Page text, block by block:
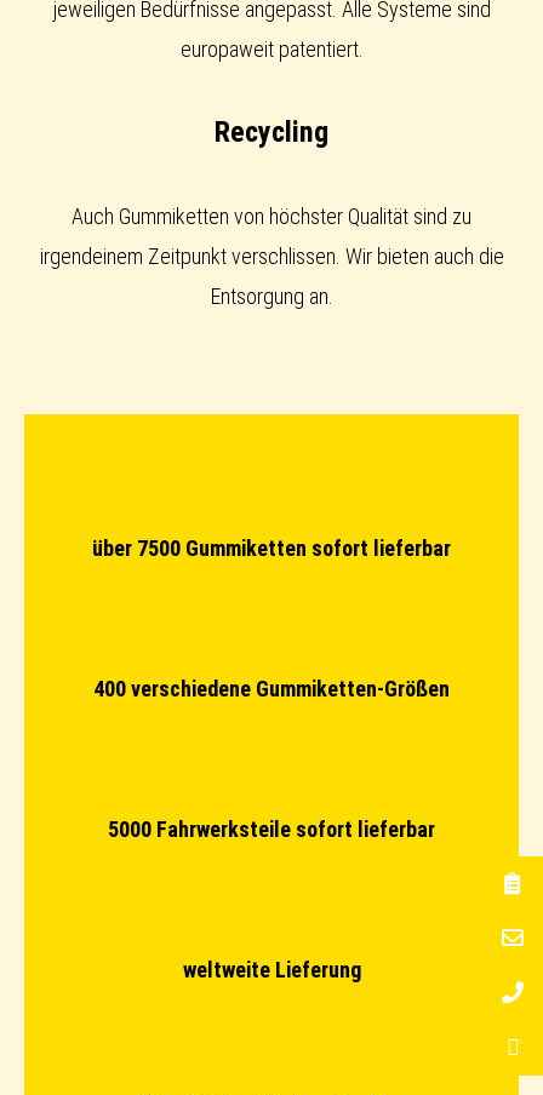
jeweiligen Bedürfnisse angepasst. Alle Systeme sind
europaweit patentiert.
Recycling
Auch Gummiketten von höchster Qualität sind zu
irgendeinem Zeitpunkt verschlissen. Wir bieten auch die
Entsorgung an.
über 7500 Gummiketten sofort lieferbar
400 verschiedene Gummiketten-Größen
5000 Fahrwerksteile sofort lieferbar
weltweite Lieferung